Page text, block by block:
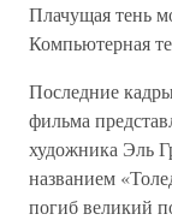
Плачущая тень
Компьютерная
Последние
фильма
художника Эль
названием
погиб великий